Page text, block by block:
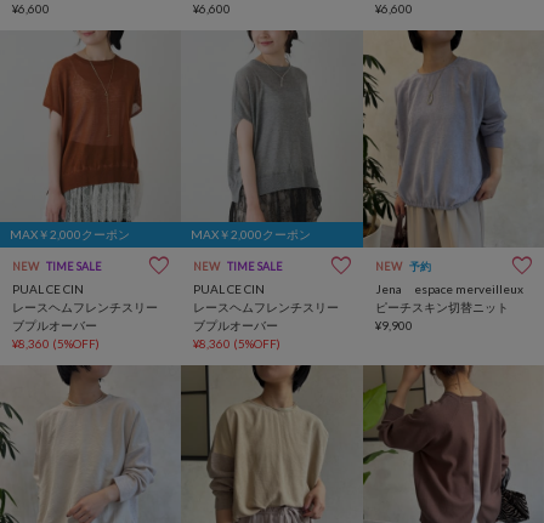
¥6,600
¥6,600
¥6,600
MAX￥2,000クーポン
NEW TIME SALE
PUAL CE CIN
レースヘムフレンチスリー
ブプルオーバー
¥8,360 (5%OFF)
MAX￥2,000クーポン
NEW TIME SALE
PUAL CE CIN
レースヘムフレンチスリー
ブプルオーバー
¥8,360 (5%OFF)
NEW 予約
Jena espace merveilleux
ピーチスキン切替ニット
¥9,900